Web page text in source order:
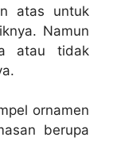
atas untuk
Namun
atau tidak
ornamen
berupa